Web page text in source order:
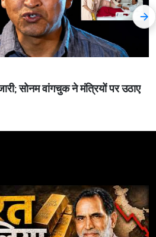
सोनम वांगचुक ने मंत्रियों पर उठाए